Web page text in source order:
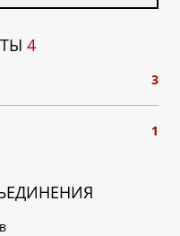
4
3
1